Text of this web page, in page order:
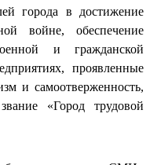
города в достижение
войне, обеспечение
и гражданской
проявленные
и самоотверженность,
«Город трудовой